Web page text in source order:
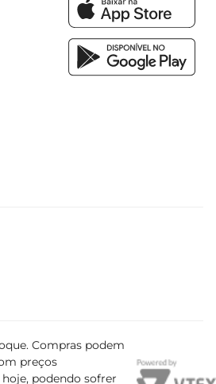
Compras podem
preços
podendo sofrer